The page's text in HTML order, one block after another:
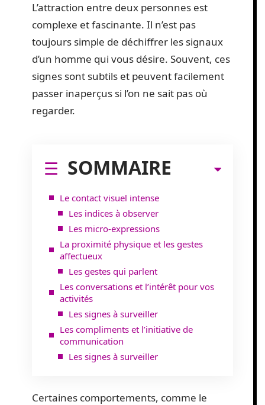
L’attraction entre deux personnes est
complexe et fascinante. Il n’est pas
toujours simple de déchiffrer les signaux
d’un homme qui vous désire. Souvent, ces
signes sont subtils et peuvent facilement
passer inaperçus si l’on ne sait pas où
regarder.
SOMMAIRE
Le contact visuel intense
Les indices à observer
Les micro-expressions
La proximité physique et les gestes
affectueux
Les gestes qui parlent
Les conversations et l’intérêt pour vos
activités
Les signes à surveiller
Les compliments et l’initiative de
communication
Les signes à surveiller
Certaines comportements, comme le